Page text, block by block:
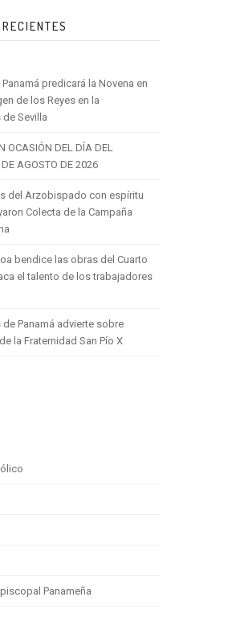
predicará la Novena en
de los Reyes en la
Sevilla
OCASIÓN DEL DÍA DEL
AGOSTO DE 2026
del Arzobispado con espíritu
Colecta de la Campaña
bendice las obras del Cuarto
el talento de los trabajadores
Panamá advierte sobre
la Fraternidad San Pío X
Panameña